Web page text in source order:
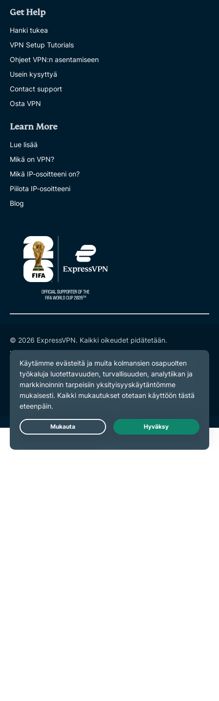
Get Help
Hanki tukea
VPN Setup Tutorials
Ohjeet VPN:n asentamiseen
Usein kysyttyä
Contact support
Osta VPN
Learn More
Lue lisää
Mikä on VPN?
Mikä IP-osoitteeni on?
Piilota IP-osoitteeni
Blog
© 2026 ExpressVPN. Kaikki oikeudet pidätetään.
Yksityisyyskäytäntö
Palveluehdot
Evästeasetukset
Live Chat